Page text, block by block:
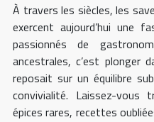
À travers les siècles, les
exercent aujourd’hui une
passionnés de
ancestrales, c’est plonger
reposait sur un équilibre
convivialité. Laissez-vous
épices rares, recettes